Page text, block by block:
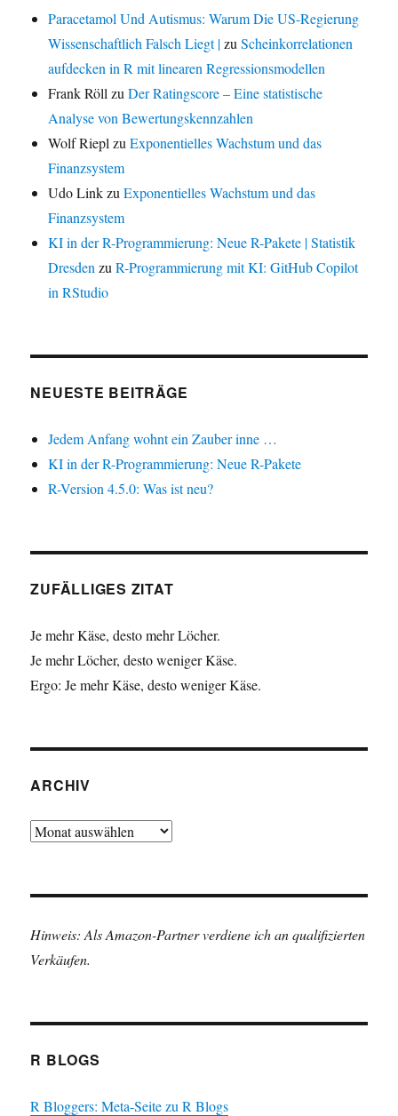
Paracetamol Und Autismus: Warum Die US-Regierung
Wissenschaftlich Falsch Liegt |zuScheinkorrelationen
aufdecken in R mit linearen Regressionsmodellen
Frank Röll zuDer Ratingscore – Eine statistische
Analyse von Bewertungskennzahlen
Wolf Riepl zuExponentielles Wachstum und das
Finanzsystem
Udo LinkzuExponentielles Wachstum und das
Finanzsystem
KI in der R-Programmierung: Neue R-Pakete | Statistik
Dresden zuR-Programmierung mit KI: GitHub Copilot
in RStudio
NEUESTE BEITRÄGE
Jedem Anfang wohnt ein Zauber inne …
KI in der R-Programmierung: Neue R-Pakete
R-Version 4.5.0: Was ist neu?
ZUFÄLLIGES ZITAT
Je mehr Käse, desto mehr Löcher.
Je mehr Löcher, desto weniger Käse.
Ergo: Je mehr Käse, desto weniger Käse.
ARCHIV
Archiv
Hinweis: Als Amazon-Partner verdiene ich an qualifizierten
Verkäufen.
R BLOGS
R Bloggers: Meta-Seite zu R Blogs